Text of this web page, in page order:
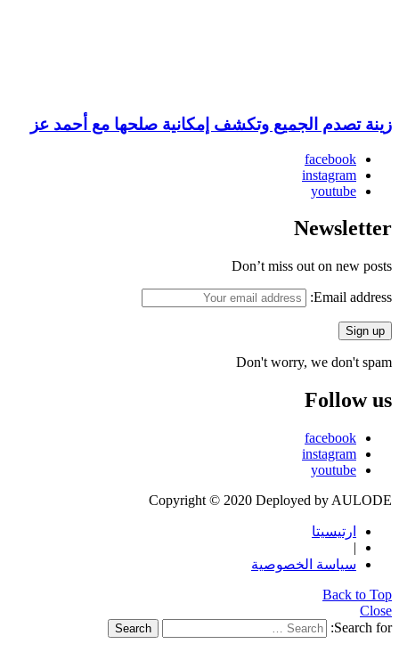
زينة تصدم الجميع وتكشف إمكانية صلحها مع أحمد عز
facebook
instagram
youtube
Newsletter
Don’t miss out on new posts
Email address:
Don't worry, we don't spam
Follow us
facebook
instagram
youtube
Copyright © 2020 Deployed by AULODE
ارتيسيتا
|
سياسة الخصوصية
Back to Top
Close
Search for:
Search